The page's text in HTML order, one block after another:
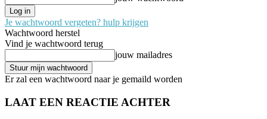
Je wachtwoord vergeten? hulp krijgen
Wachtwoord herstel
Vind je wachtwoord terug
jouw mailadres
Er zal een wachtwoord naar je gemaild worden
LAAT EEN REACTIE ACHTER